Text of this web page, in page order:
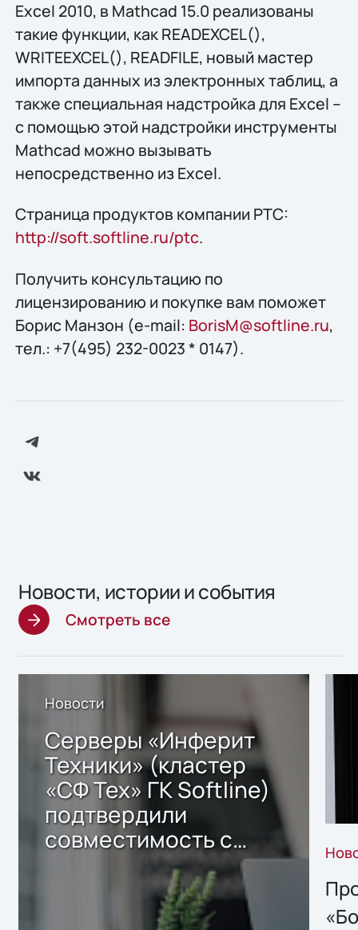
Excel 2010, в Mathcad 15.0 реализованы
такие функции, как READEXCEL(),
WRITEEXCEL(), READFILE, новый мастер
импорта данных из электронных таблиц, а
также специальная надстройка для Excel –
с помощью этой надстройки инструменты
Mathcad можно вызывать
непосредственно из Excel.
Страница продуктов компании PTC:
http://soft.softline.ru/ptc.
Получить конcультацию по
лицензированию и покупке вам поможет
Борис Манзон (e-mail: BorisM@softline.ru,
тел.: +7(495) 232-0023 * 0147).
Новости, истории и события
Смотреть все
Новости
Серверы «Инферит
Техники» (кластер
«СФ Тех» ГК Softline)
подтвердили
совместимость с
решением Sharx
Storage 2.x для
хранения данных